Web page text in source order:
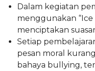
Dalam kegiatan
menggunakan
menciptakan
Setiap
pesan moral
bahaya bullying,